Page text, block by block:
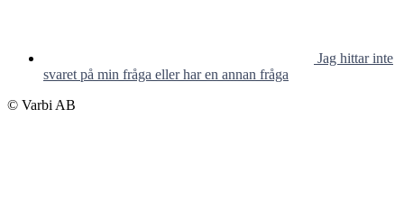
Jag hittar inte
svaret på min fråga eller har en annan fråga
© Varbi AB